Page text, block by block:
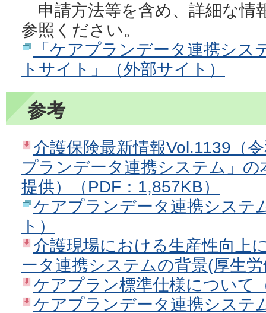
申請方法等を含め、詳細な情
参照ください。
「ケアプランデータ連携シ
トサイト」（外部サイト）
参考
介護保険最新情報Vol.1139（
プランデータ連携システム」
提供）（PDF：1,857KB）
ケアプランデータ連携システ
ト）
介護現場における生産性向
ータ連携システムの背景(厚生
ケアプラン標準仕様について
ケアプランデータ連携システ